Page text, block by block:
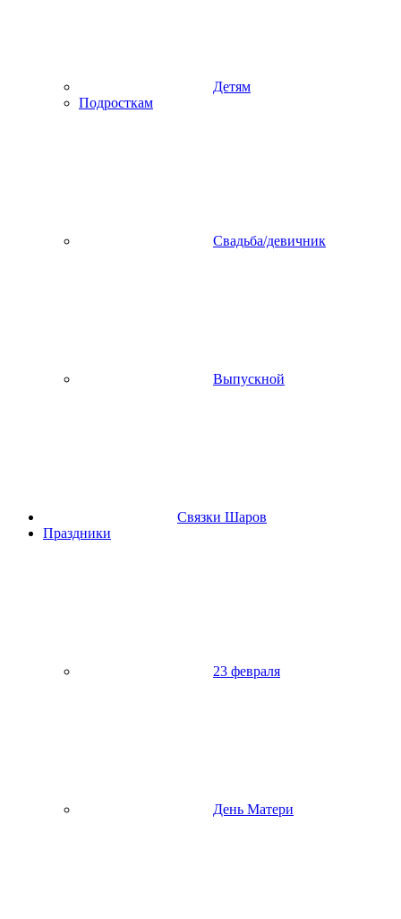
Детям
Подросткам
Свадьба/девичник
Выпускной
Связки Шаров
Праздники
23 февраля
День Матери